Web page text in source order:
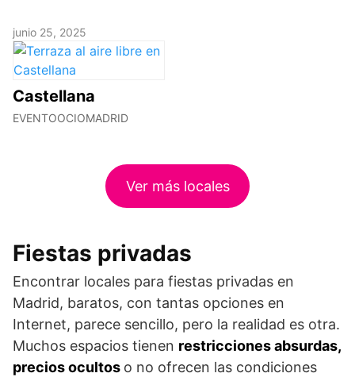
junio 25, 2025
Castellana
EVENTOOCIOMADRID
Ver más locales
Fiestas privadas
Encontrar locales para fiestas privadas en
Madrid, baratos, con tantas opciones en
Internet, parece sencillo, pero la realidad es otra.
Muchos espacios tienen restricciones absurdas,
precios ocultos o no ofrecen las condiciones